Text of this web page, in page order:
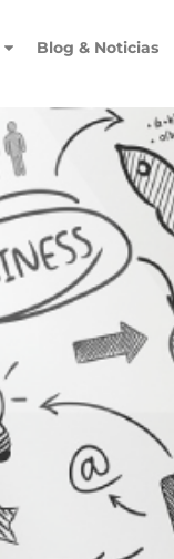
Blog & Noticias